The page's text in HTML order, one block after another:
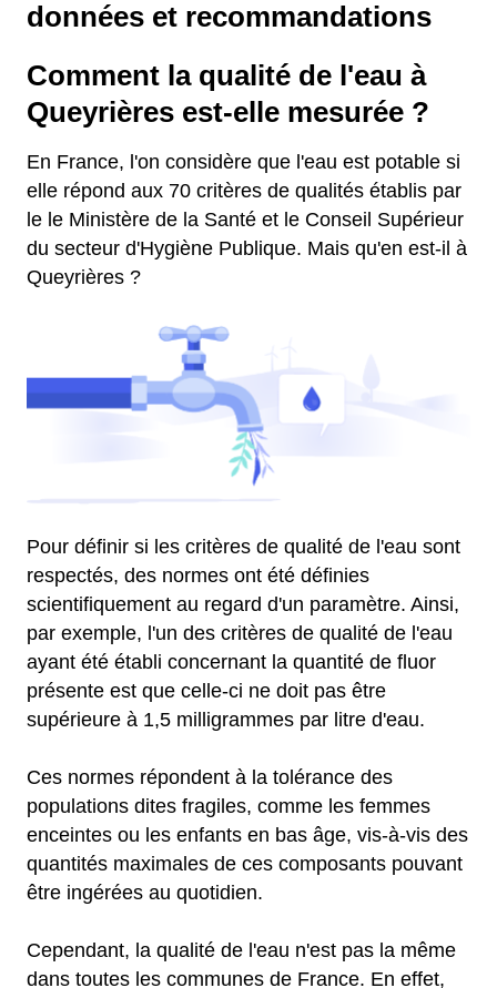
données et recommandations
Comment la qualité de l'eau à
Queyrières est-elle mesurée ?
En France, l'on considère que l'eau est potable si
elle répond aux 70 critères de qualités établis par
le le Ministère de la Santé et le Conseil Supérieur
du secteur d'Hygiène Publique. Mais qu'en est-il à
Queyrières ?
Pour définir si les critères de qualité de l'eau sont
respectés, des normes ont été définies
scientifiquement au regard d'un paramètre. Ainsi,
par exemple, l'un des critères de qualité de l'eau
ayant été établi concernant la quantité de fluor
présente est que celle-ci ne doit pas être
supérieure à 1,5 milligrammes par litre d'eau.
Ces normes répondent à la tolérance des
populations dites fragiles, comme les femmes
enceintes ou les enfants en bas âge, vis-à-vis des
quantités maximales de ces composants pouvant
être ingérées au quotidien.
Cependant, la qualité de l'eau n'est pas la même
dans toutes les communes de France. En effet,